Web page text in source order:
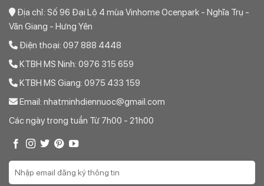
Địa chỉ: Số 96 Đại Lộ 4 mùa Vinhome Ocenpark - Nghĩa Trụ -
Văn Giang - Hưng Yên
Điện thoại: 097 888 4448
KTBH MS Ninh: 0976 315 659
KTBH MS Giang: 0975 433 159
Email: nhatminhdiennuoc@gmail.com
Các ngày trong tuần Từ 7h00 - 21h00